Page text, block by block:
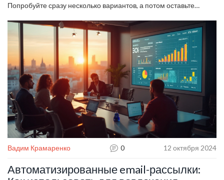
Попробуйте сразу несколько вариантов, а потом оставьте
Вадим Крамаренко 0 12 октября 2024
Автоматизированные email-рассылки: